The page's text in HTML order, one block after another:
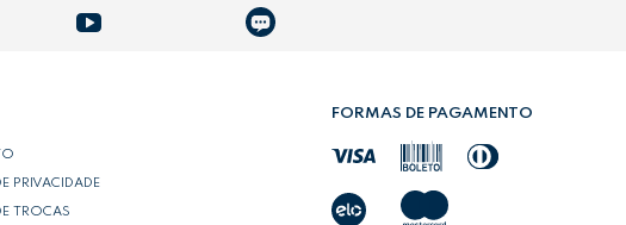
PRIVACIDADE
TROCAS
FORMAS DE PAGAMENTO